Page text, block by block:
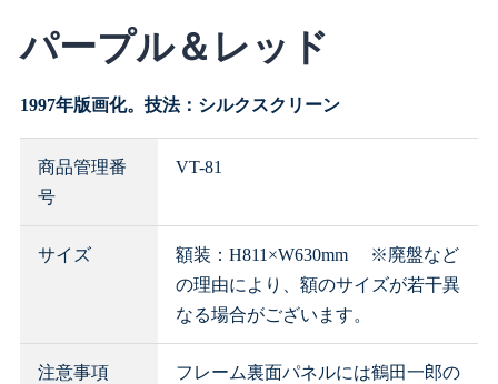
パープル＆レッド
1997年版画化。技法：シルクスクリーン
商品管理番
号
VT-81
サイズ
額装：H811×W630mm ※廃盤など
の理由により、額のサイズが若干異
なる場合がございます。
注意事項
フレーム裏面パネルには鶴田一郎の